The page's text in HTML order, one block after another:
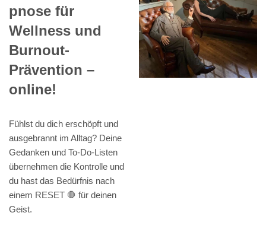
pnose für
Wellness und
Burnout-
Prävention –
online!
Fühlst du dich erschöpft und
ausgebrannt im Alltag? Deine
Gedanken und To-Do-Listen
übernehmen die Kontrolle und
du hast das Bedürfnis nach
einem RESET 🛑 für deinen
Geist.